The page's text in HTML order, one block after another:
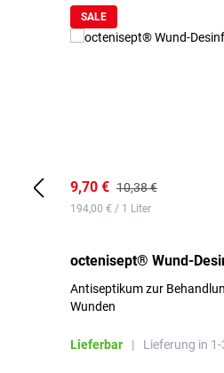
SALE
9,70 € 10,38 €
194,00 € / 1 Liter
octenisept® Wund-
Antiseptikum zur
Wunden
Lieferbar | Lieferung in